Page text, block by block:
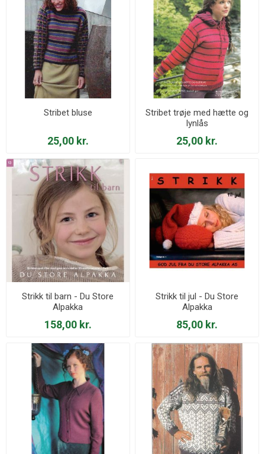
Stribet bluse
25,00 kr.
Stribet trøje med hætte og
lynlås
25,00 kr.
Strikk til barn - Du Store
Alpakka
158,00 kr.
Strikk til jul - Du Store
Alpakka
85,00 kr.